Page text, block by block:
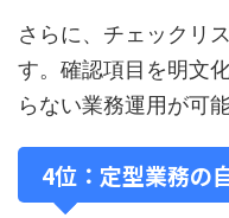
さらに、チェックリ
す。確認項目を明文
らない業務運用が可
4位：定型業務の